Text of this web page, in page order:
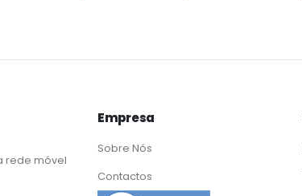
rede móvel
Empresa
Sobre Nós
Contactos